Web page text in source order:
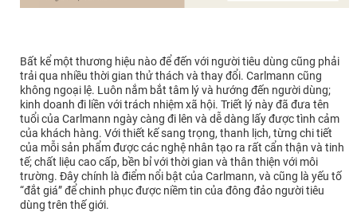
Bất kể một thương hiệu nào để đến với người tiêu dùng cũng phải
trải qua nhiều thời gian thử thách và thay đổi. Carlmann cũng
không ngoại lệ. Luôn nắm bắt tâm lý và hướng đến người dùng;
kinh doanh đi liền với trách nhiệm xã hội. Triết lý này đã đưa tên
tuổi của Carlmann ngày càng đi lên và dễ dàng lấy được tình cảm
của khách hàng. Với thiết kế sang trọng, thanh lịch, từng chi tiết
của mỗi sản phẩm được các nghệ nhân tạo ra rất cẩn thận và tinh
tế; chất liệu cao cấp, bền bỉ với thời gian và thân thiện với môi
trường. Đây chính là điểm nổi bật của Carlmann, và cũng là yếu tố
“đắt giá” để chinh phục được niềm tin của đông đảo người tiêu
dùng trên thế giới.